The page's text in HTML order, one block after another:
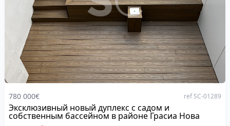
780 000€ ref SC-01289
Address
Эксклюзивный новый дуплекс с садом и
собственным бассейном в районе Грасиа Нова